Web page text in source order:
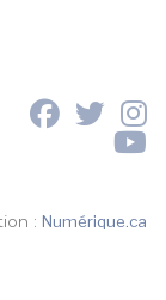
:Numérique.ca